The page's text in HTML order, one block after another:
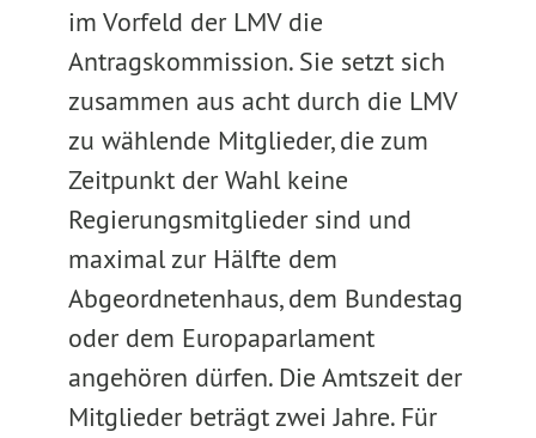
im Vorfeld der LMV die
Antragskommission. Sie setzt sich
zusammen aus acht durch die LMV
zu wählende Mitglieder, die zum
Zeitpunkt der Wahl keine
Regierungsmitglieder sind und
maximal zur Hälfte dem
Abgeordnetenhaus, dem Bundestag
oder dem Europaparlament
angehören dürfen. Die Amtszeit der
Mitglieder beträgt zwei Jahre. Für